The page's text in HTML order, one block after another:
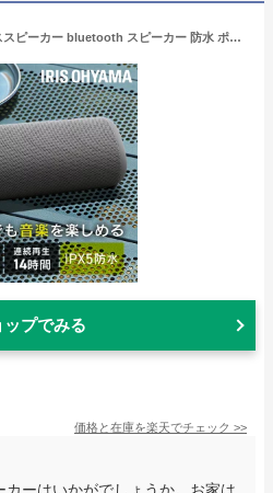
【激熱商品!】 ワイヤレススピーカー bluetooth スピーカー 防水 ポータブル 円筒型 ステレオスピーカー 14H連続使用 コンパクト 小型 同時ペアリング ハンズフリー USB充電 簡単接続 TWS アウトドア キャンプ Bluetooth ワイヤレス ブルートゥース BTS-213-H
ップでみる
価格と在庫を楽天でチェック >>